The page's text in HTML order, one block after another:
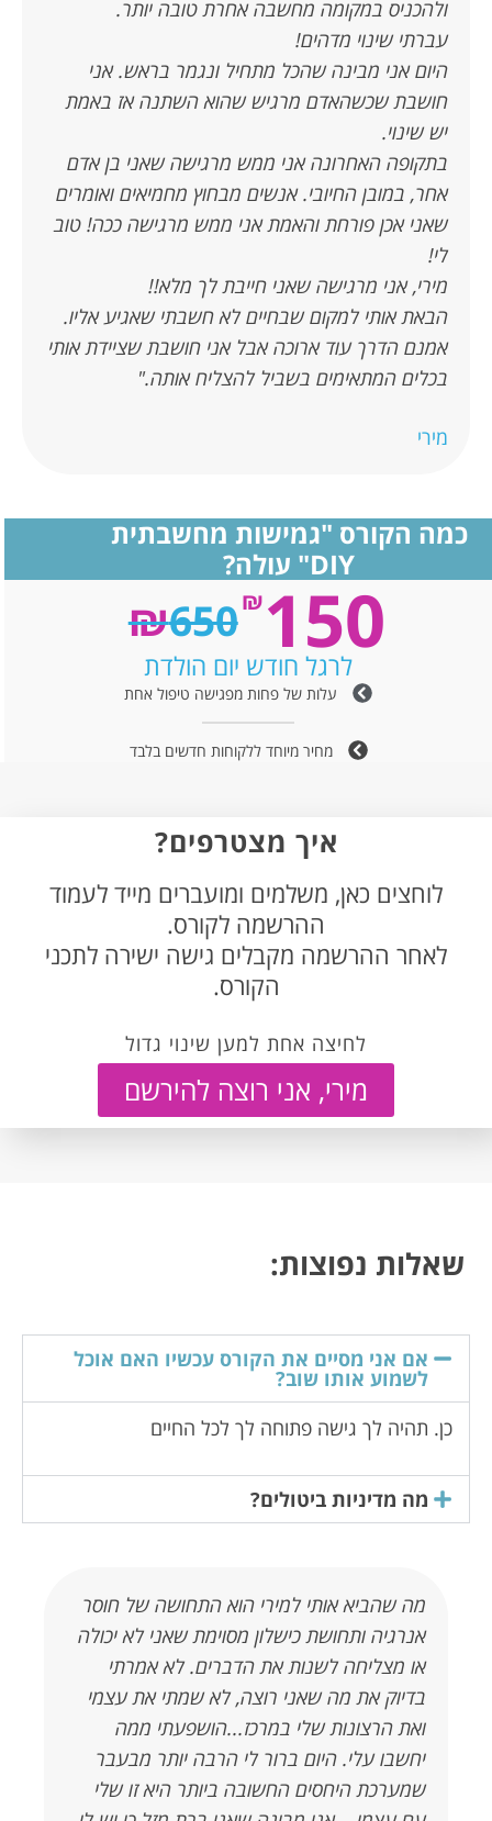
ולהכניס במקומה מחשבה אחרת טובה יותר.
עברתי שינוי מדהים!
היום אני מבינה שהכל מתחיל ונגמר בראש. אני
חושבת שכשהאדם מרגיש שהוא השתנה אז באמת
יש שינוי.
בתקופה האחרונה אני ממש מרגישה שאני בן אדם
אחר, במובן החיובי. אנשים מבחוץ מחמיאים ואומרים
שאני אכן פורחת והאמת אני ממש מרגישה ככה! טוב
לי!
מירי, אני מרגישה שאני חייבת לך מלא!!
הבאת אותי למקום שבחיים לא חשבתי שאגיע אליו.
אמנם הדרך עוד ארוכה אבל אני חושבת שציידת אותי
בכלים המתאימים בשביל להצליח אותה."
מירי
כמה הקורס "גמישות מחשבתית
DIY" עולה?
₪650₪150
לרגל חודש יום הולדת
עלות של פחות מפגישה טיפול אחת
מחיר מיוחד ללקוחות חדשים בלבד
איך מצטרפים?
לוחצים כאן, משלמים ומועברים מייד לעמוד
ההרשמה לקורס.
לאחר ההרשמה מקבלים גישה ישירה לתכני
הקורס.
לחיצה אחת למען שינוי גדול
מירי, אני רוצה להירשם
שאלות נפוצות:
אם אני מסיים את הקורס עכשיו האם אוכל
לשמוע אותו שוב?
כן. תהיה לך גישה פתוחה לך לכל החיים
מה מדיניות ביטולים?
מה שהביא אותי למירי הוא התחושה של חוסר
אנרגיה ותחושת כישלון מסוימת שאני לא יכולה
או מצליחה לשנות את הדברים. לא אמרתי
בדיוק את מה שאני רוצה, לא שמתי את עצמי
ואת הרצונות שלי במרכז...הושפעתי ממה
יחשבו עלי. היום ברור לי הרבה יותר מבעבר
שמערכת היחסים החשובה ביותר היא זו שלי